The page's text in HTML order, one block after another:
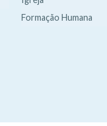
Formação Humana